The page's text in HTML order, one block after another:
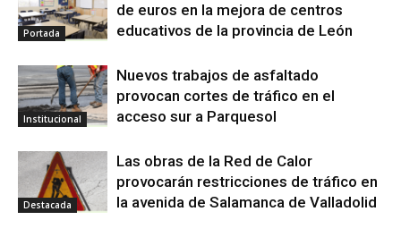
Portada
de euros en la mejora de centros
educativos de la provincia de León
Institucional
Nuevos trabajos de asfaltado
provocan cortes de tráfico en el
acceso sur a Parquesol
Destacada
Las obras de la Red de Calor
provocarán restricciones de tráfico en
la avenida de Salamanca de Valladolid